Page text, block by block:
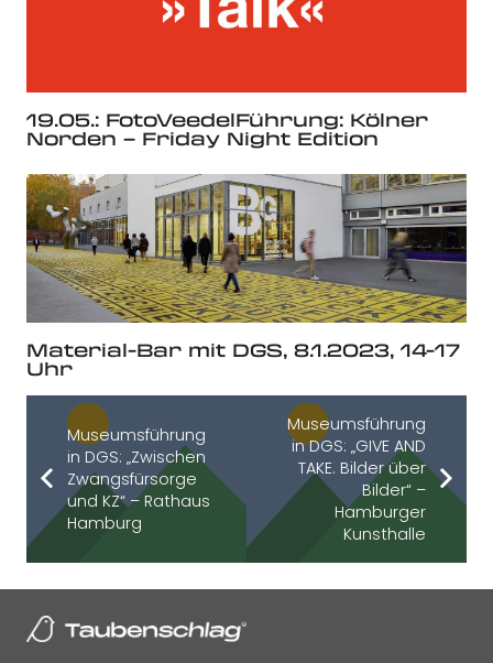
19.05.: FotoVeedelFührung: Kölner
Norden – Friday Night Edition
Material-Bar mit DGS, 8.1.2023, 14-17
Uhr
Museumsführung
in DGS: „Zwischen
Zwangsfürsorge
und KZ“ – Rathaus
Hamburg
Museumsführung
in DGS: „GIVE AND
TAKE. Bilder über
Bilder“ –
Hamburger
Kunsthalle